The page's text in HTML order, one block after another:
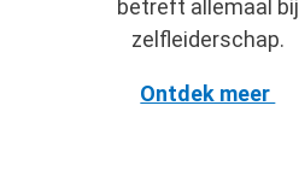
betreft allemaal bij
zelfleiderschap.
Ontdek meer